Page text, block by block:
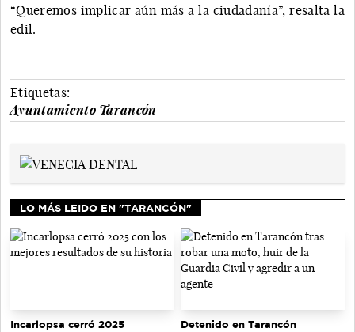
“Queremos implicar aún más a la ciudadanía”, resalta la
edil.
Etiquetas:
Ayuntamiento Tarancón
LO MÁS LEIDO EN "TARANCÓN"
Incarlopsa cerró 2025
Detenido en Tarancón